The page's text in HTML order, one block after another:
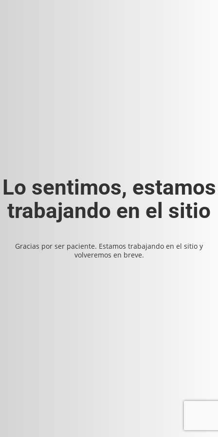
Lo sentimos, estamos
trabajando en el sitio
Gracias por ser paciente. Estamos trabajando en el sitio y
volveremos en breve.